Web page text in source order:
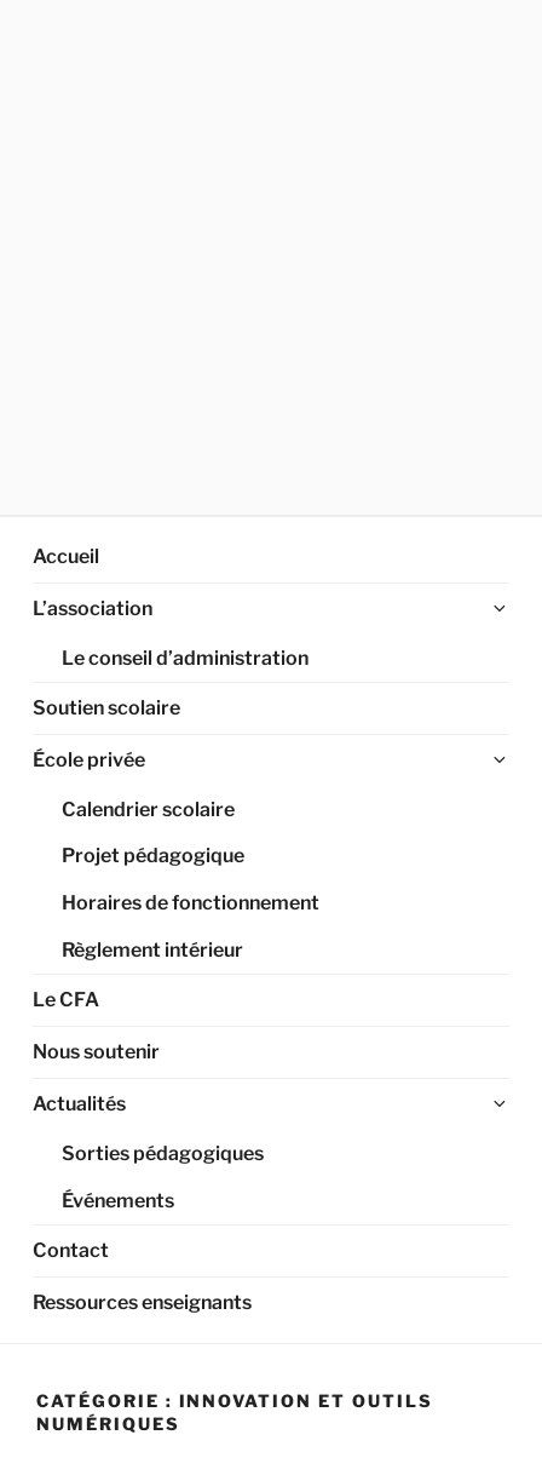
Accueil
L’association
Le conseil d’administration
Soutien scolaire
École privée
Calendrier scolaire
Projet pédagogique
Horaires de fonctionnement
Règlement intérieur
Le CFA
Nous soutenir
Actualités
Sorties pédagogiques
Événements
Contact
Ressources enseignants
CATÉGORIE : INNOVATION ET OUTILS
NUMÉRIQUES